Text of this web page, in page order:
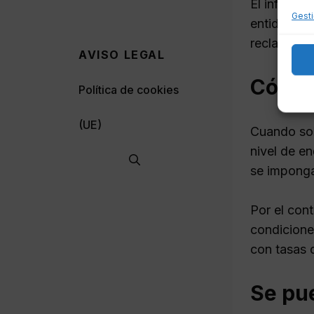
El informe
entidades
Cuando
nivel de
se
Por el
con tasas
Se
AVISO LEGAL
Política de cookies
(UE)